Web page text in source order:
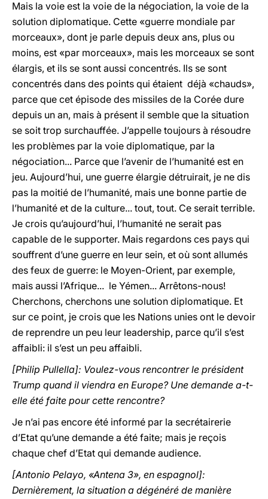
Mais la voie est la voie de la négociation, la voie de la
solution diplomatique. Cette «guerre mondiale par
morceaux», dont je parle depuis deux ans, plus ou
moins, est «par morceaux», mais les morceaux se sont
élargis, et ils se sont aussi concentrés. Ils se sont
concentrés dans des points qui étaient déjà «chauds»,
parce que cet épisode des missiles de la Corée dure
depuis un an, mais à présent il semble que la situation
se soit trop surchauffée. J’appelle toujours à résoudre
les problèmes par la voie diplomatique, par la
négociation... Parce que l’avenir de l’humanité est en
jeu. Aujourd’hui, une guerre élargie détruirait, je ne dis
pas la moitié de l’humanité, mais une bonne partie de
l’humanité et de la culture... tout, tout. Ce serait terrible.
Je crois qu’aujourd’hui, l’humanité ne serait pas
capable de le supporter. Mais regardons ces pays qui
souffrent d’une guerre en leur sein, et où sont allumés
des feux de guerre: le Moyen-Orient, par exemple,
mais aussi l’Afrique... le Yémen... Arrêtons-nous!
Cherchons, cherchons une solution diplomatique. Et
sur ce point, je crois que les Nations unies ont le devoir
de reprendre un peu leur leadership, parce qu’il s’est
affaibli: il s’est un peu affaibli.
[Philip Pullella]: Voulez-vous rencontrer le président
Trump quand il viendra en Europe? Une demande a-t-
elle été faite pour cette rencontre?
Je n’ai pas encore été informé par la secrétairerie
d’Etat qu’une demande a été faite; mais je reçois
chaque chef d’Etat qui demande audience.
[Antonio Pelayo, «Antena 3», en espagnol]:
Dernièrement, la situation a dégénéré de manière